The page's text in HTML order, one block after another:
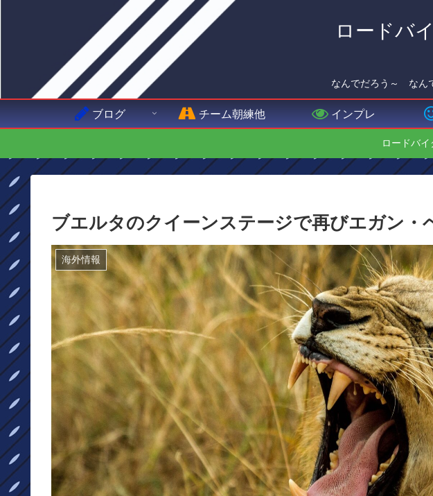
ロードバ
なんでだろう～ なん
ブログ チーム朝練他 インプレ
ロードバ
ブエルタのクイーンステージで再びエガン・
海外情報